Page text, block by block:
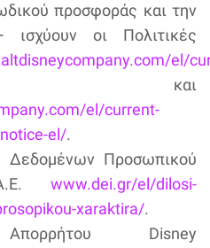
προσφοράς και την
οι Πολιτικές
el/
el/current-
el/.
Δεδομένων Προσωπικού
www.dei.gr/el/dilosi-
xaraktira/.
Disney